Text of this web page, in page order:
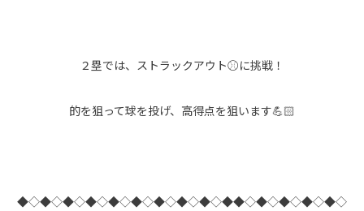
２塁では、ストラックアウト⚾に挑戦！
的を狙って球を投げ、高得点を狙います💪🏻
◆◇◆◇◆◇◆◇◆◇◆◇◆◇◆◇◆◇◆◆◇◆◇◆◇◆◇◆◇